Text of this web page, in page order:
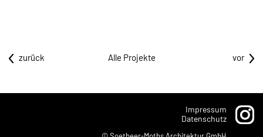
zurück Alle Projekte vor
Impressum
Datenschutz